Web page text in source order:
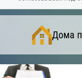
Дома